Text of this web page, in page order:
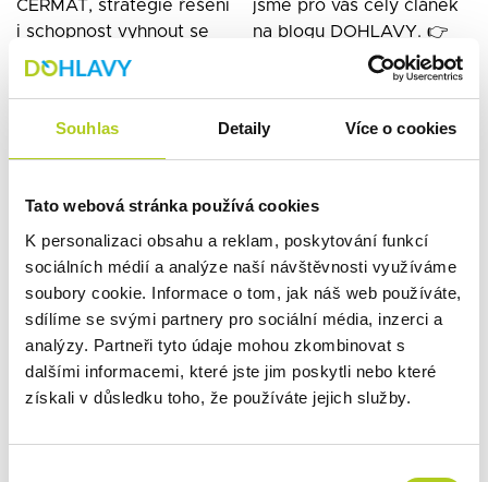
Souhlas Detaily Více o cookies
Tato webová stránka používá cookies
K personalizaci obsahu a reklam, poskytování funkcí
sociálních médií a analýze naší návštěvnosti využíváme
soubory cookie. Informace o tom, jak náš web používáte,
sdílíme se svými partnery pro sociální média, inzerci a
analýzy. Partneři tyto údaje mohou zkombinovat s
dalšími informacemi, které jste jim poskytli nebo které
získali v důsledku toho, že používáte jejich služby.